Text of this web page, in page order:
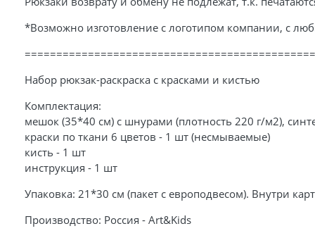
*Возможно изготовление с логотипом компании, с
Набор рюкзак-раскраска с красками и кистью
Комплектация:
мешок (35*40 см) с шнурами (плотность 220 г/м2),
краски по ткани 6 цветов - 1 шт (несмываемые)
кисть - 1 шт
инструкция - 1 шт
Упаковка: 21*30 см (пакет с европодвесом). Внутри
Производство: Россия - Art&Kids